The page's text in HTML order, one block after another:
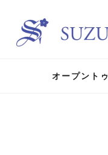
オープントゥ